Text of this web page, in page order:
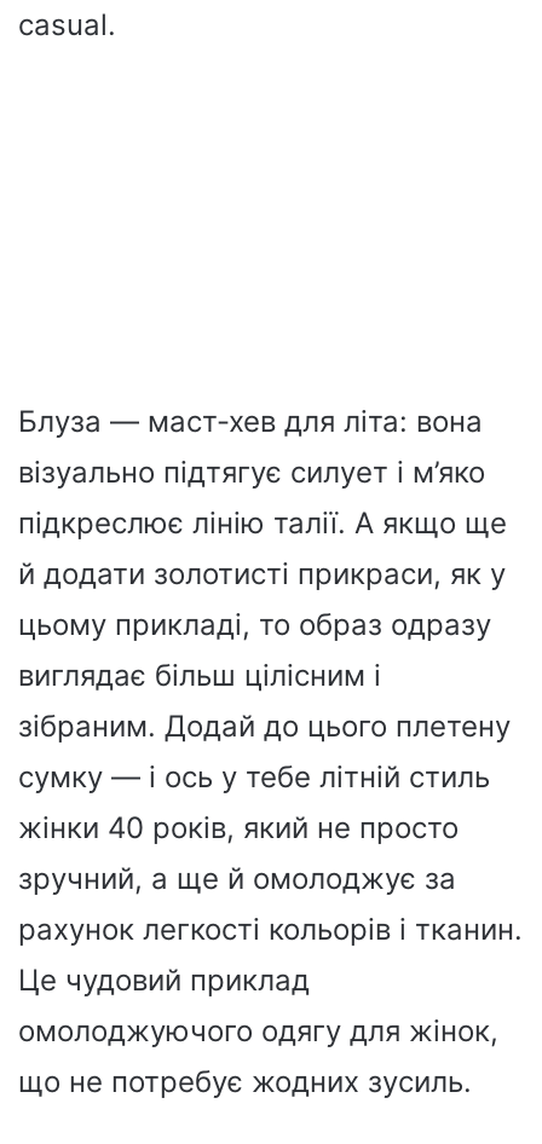
casual.
Блуза — маст-хев для літа: вона
візуально підтягує силует і м’яко
підкреслює лінію талії. А якщо ще
й додати золотисті прикраси, як у
цьому прикладі, то образ одразу
виглядає більш цілісним і
зібраним. Додай до цього плетену
сумку — і ось у тебе літній стиль
жінки 40 років, який не просто
зручний, а ще й омолоджує за
рахунок легкості кольорів і тканин.
Це чудовий приклад
омолоджуючого одягу для жінок,
що не потребує жодних зусиль.